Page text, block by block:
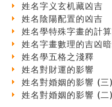
七夕节 我国唯一一个
手指饱满福运加身，
八字铁口直断经验总结
《高岛易断》(四)
民間風水知識九十四條
马斯克八字分析
饭店餐馆风水布局知识
六爻占卜中如何预测官
姓名字义玄机藏凶吉
姓名陰陽配置的凶吉
姓名學特殊字畫的計
姓名字畫數理的吉凶
姓名學五格之淺釋
姓名對財運的影響
姓名對婚姻的影響 (三)
姓名對婚姻的影響 (二)